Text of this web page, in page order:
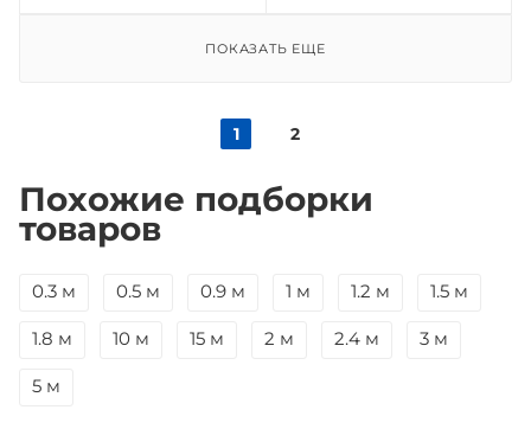
ПОКАЗАТЬ ЕЩЕ
1 2
Похожие подборки
товаров
0.3 м 0.5 м 0.9 м 1 м 1.2 м 1.5 м
1.8 м 10 м 15 м 2 м 2.4 м 3 м
5 м